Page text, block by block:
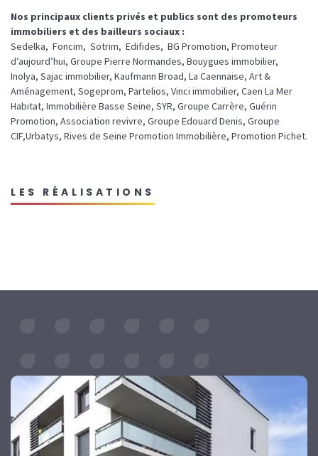
Nos principaux clients privés et publics sont des promoteurs
immobiliers et des bailleurs sociaux :
Sedelka, Foncim, Sotrim, Edifides, BG Promotion, Promoteur
d’aujourd’hui, Groupe Pierre Normandes, Bouygues immobilier,
Inolya, Sajac immobilier, Kaufmann Broad, La Caennaise, Art &
Aménagement, Sogeprom, Partelios, Vinci immobilier, Caen La Mer
Habitat, Immobilière Basse Seine, SYR, Groupe Carrère, Guérin
Promotion, Association revivre, Groupe Edouard Denis, Groupe
CIF,Urbatys, Rives de Seine Promotion Immobilière, Promotion Pichet.
LES RÉALISATIONS